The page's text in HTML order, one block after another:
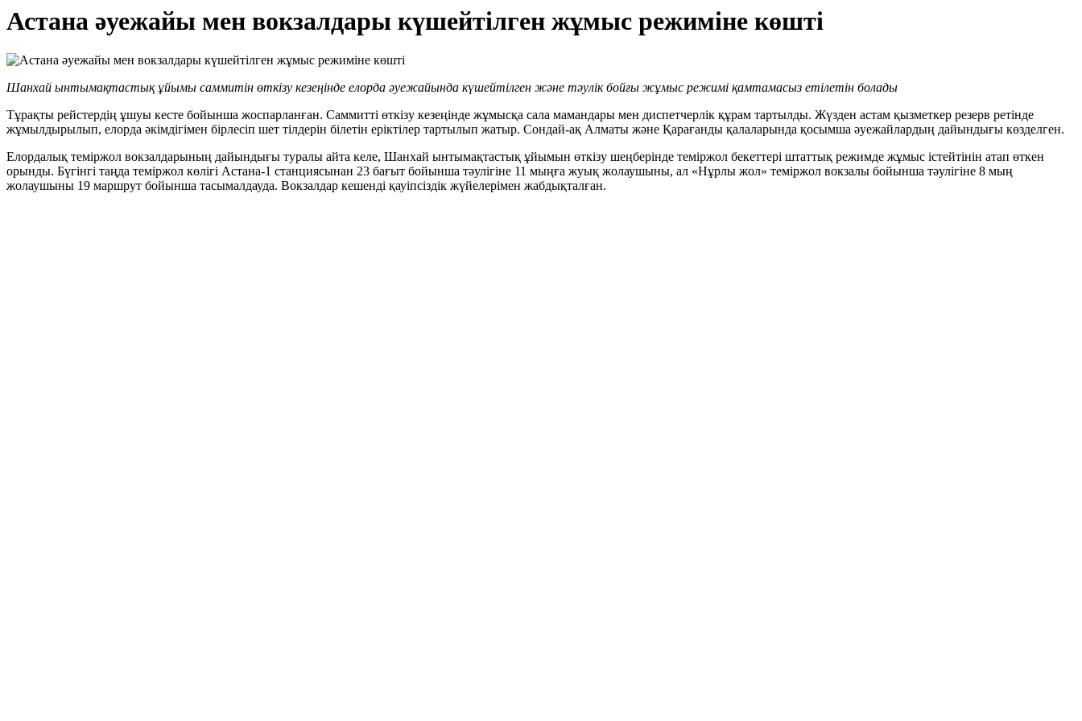
Астана әуежайы мен вокзалдары күшейтілген жұмыс режиміне көшті
Шанхай ынтымақтастық ұйымы саммитін өткізу кезеңінде елорда әуежайында күшейтілген және тәулік бойғы жұмыс режимі қамтамасыз етілетін болады
Тұрақты рейстердің ұшуы кесте бойынша жоспарланған. Саммитті өткізу кезеңінде жұмысқа сала мамандары мен диспетчерлік құрам тартылды. Жүзден астам қызметкер резерв ретінде
жұмылдырылып, елорда әкімдігімен бірлесіп шет тілдерін білетін еріктілер тартылып жатыр. Сондай-ақ Алматы және Қарағанды қалаларында қосымша әуежайлардың дайындығы көзделген.
Елордалық теміржол вокзалдарының дайындығы туралы айта келе, Шанхай ынтымақтастық ұйымын өткізу шеңберінде теміржол бекеттері штаттық режимде жұмыс істейтінін атап өткен
орынды. Бүгінгі таңда теміржол көлігі Астана-1 станциясынан 23 бағыт бойынша тәулігіне 11 мыңға жуық жолаушыны, ал «Нұрлы жол» теміржол вокзалы бойынша тәулігіне 8 мың
жолаушыны 19 маршрут бойынша тасымалдауда. Вокзалдар кешенді қауіпсіздік жүйелерімен жабдықталған.